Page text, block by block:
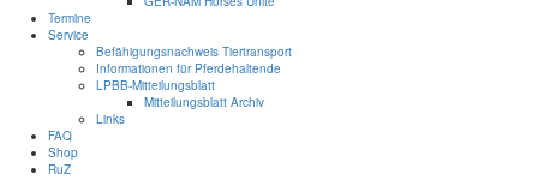
Termine
Service
Befähigungsnachweis Tiertransport
Informationen für Pferdehaltende
LPBB-Mitteilungsblatt
Mitteilungsblatt Archiv
Links
FAQ
Shop
RuZ